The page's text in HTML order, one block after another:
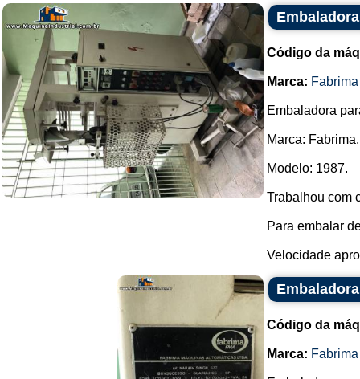
Código da
Marca: Fabrima
Embaladora
Marca: Fabrima.
Modelo: 1987.
Trabalhou com
Para embalar
Velocidade
Código da
Marca: Fabrima